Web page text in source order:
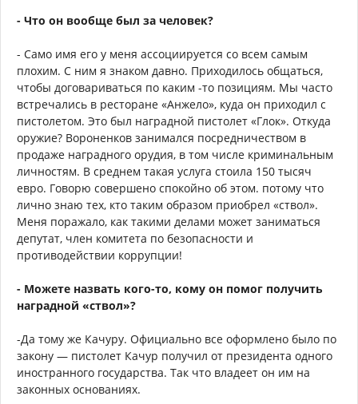
- Что он вообще был за человек?
- Само имя его у меня ассоциируется со всем самым
плохим. С ним я знаком давно. Приходилось общаться,
чтобы договариваться по каким -то позициям. Мы часто
встречались в ресторане «Анжело», куда он приходил с
пистолетом. Это был наградной пистолет «Глок». Откуда
оружие? Вороненков занимался посредничеством в
продаже наградного орудия, в том числе криминальным
личностям. В среднем такая услуга стоила 150 тысяч
евро. Говорю совершено спокойно об этом. потому что
лично знаю тех, кто таким образом приобрел «ствол».
Меня поражало, как такими делами может заниматься
депутат, член комитета по безопасности и
противодействии коррупции!
- Можете назвать кого-то, кому он помог получить
наградной «ствол»?
-Да тому же Качуру. Официально все оформлено было по
закону — пистолет Качур получил от президента одного
иностранного государства. Так что владеет он им на
законных основаниях.